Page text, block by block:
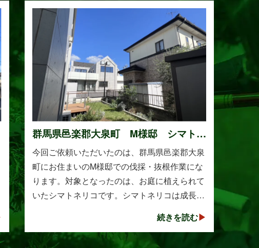
群馬県邑楽郡大泉町 M様邸 シマトネ
リコの伐採と抜根作業
今回ご依頼いただいたのは、群馬県邑楽郡大泉
町にお住まいのM様邸での伐採・抜根作業にな
ります。対象となったのは、お庭に植えられて
いたシマトネリコです。シマトネリコは成長が
的な剪定を行わないと枝葉が大きく広がり、お
庭の管･･･
続きを読む